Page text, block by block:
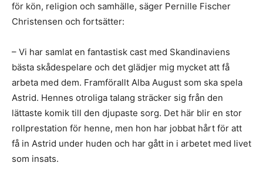
för kön, religion och samhälle, säger Pernille Fischer
Christensen och fortsätter:
– Vi har samlat en fantastisk cast med Skandinaviens
bästa skådespelare och det glädjer mig mycket att få
arbeta med dem. Framförallt Alba August som ska spela
Astrid. Hennes otroliga talang sträcker sig från den
lättaste komik till den djupaste sorg. Det här blir en stor
rollprestation för henne, men hon har jobbat hårt för att
få in Astrid under huden och har gått in i arbetet med livet
som insats.